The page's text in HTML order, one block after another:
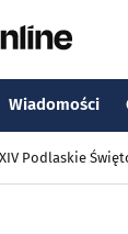
Wiadomości
Podlaskie